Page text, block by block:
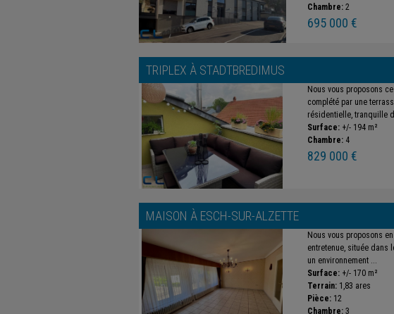
Chambre: 2
695 000 €
TRIPLEX À STADTBREDIMUS
Nous vous proposons
complété par une
résidentielle, tranquille
Surface: +/- 194 m²
Chambre: 4
829 000 €
MAISON À ESCH-SUR-ALZETTE
Nous vous proposons
entretenue, située dans
un environnement ...
Surface: +/- 170 m²
Terrain: 1,83 ares
Pièce: 12
Chambre: 3